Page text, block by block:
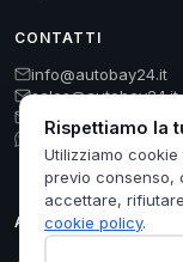
CONTATTI
info@autobay24.it
sales@autobay24.it
+39 351 450 5001
AUTO USATE PER
Rispettiamo la
Utilizziamo
previo consenso,
accettare,
cookie policy.